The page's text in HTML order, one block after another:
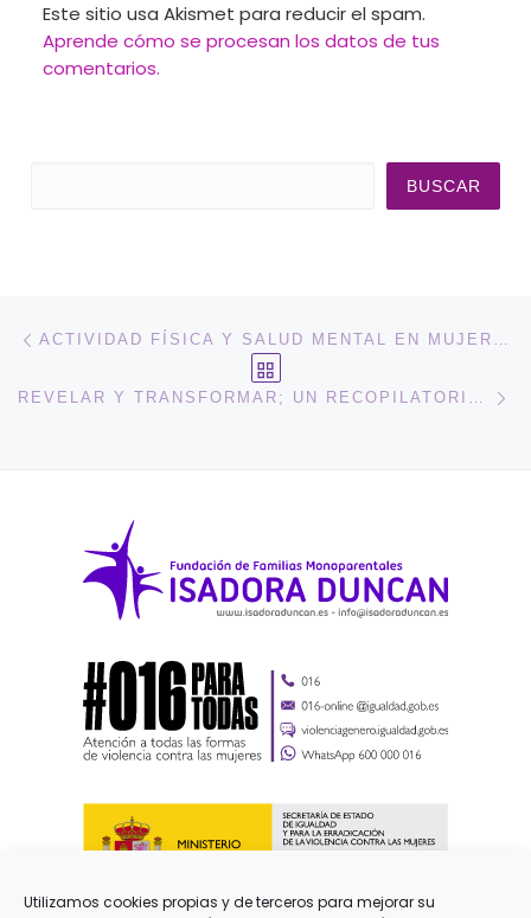
Utilizamos cookies propias y de terceros para mejorar su
Este sitio usa Akismet para reducir el spam.
Aprende cómo se procesan los datos de tus
comentarios.
BUSCAR
Navegación de entradas
Entrada anterior
REVELAR Y TRANSFORMAR; UN RECOPILATORIO DE PONENCIAS SOBRE GÉNERO, DIVERSIDAD SEXUAL Y DERECHOS